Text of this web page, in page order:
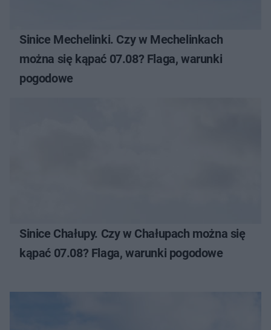
Sinice Mechelinki. Czy w Mechelinkach
można się kąpać 07.08? Flaga, warunki
pogodowe
Sinice Chałupy. Czy w Chałupach można się
kąpać 07.08? Flaga, warunki pogodowe